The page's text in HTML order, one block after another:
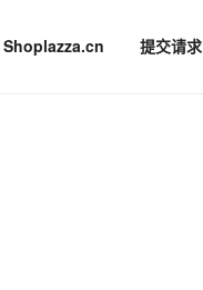
Shoplazza.cn 提交请求